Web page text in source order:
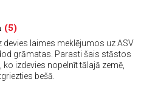
(5)
devies laimes meklējumos uz ASV
grāmatas. Parasti šais stāstos
izdevies nopelnīt tālajā zemē,
bešā.